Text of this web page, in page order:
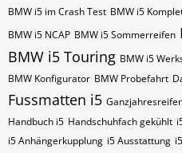
BMW i5 im Crash Test BMW i5
BMW i5 NCAP BMW i5 Sommerreifen
BMW i5 Touring BMW i5
BMW Konfigurator BMW Probefahrt
Fussmatten i5
Handbuch i5 Handschuhfach gekühlt
i5 Anhängerkupplung i5 Ausstattung